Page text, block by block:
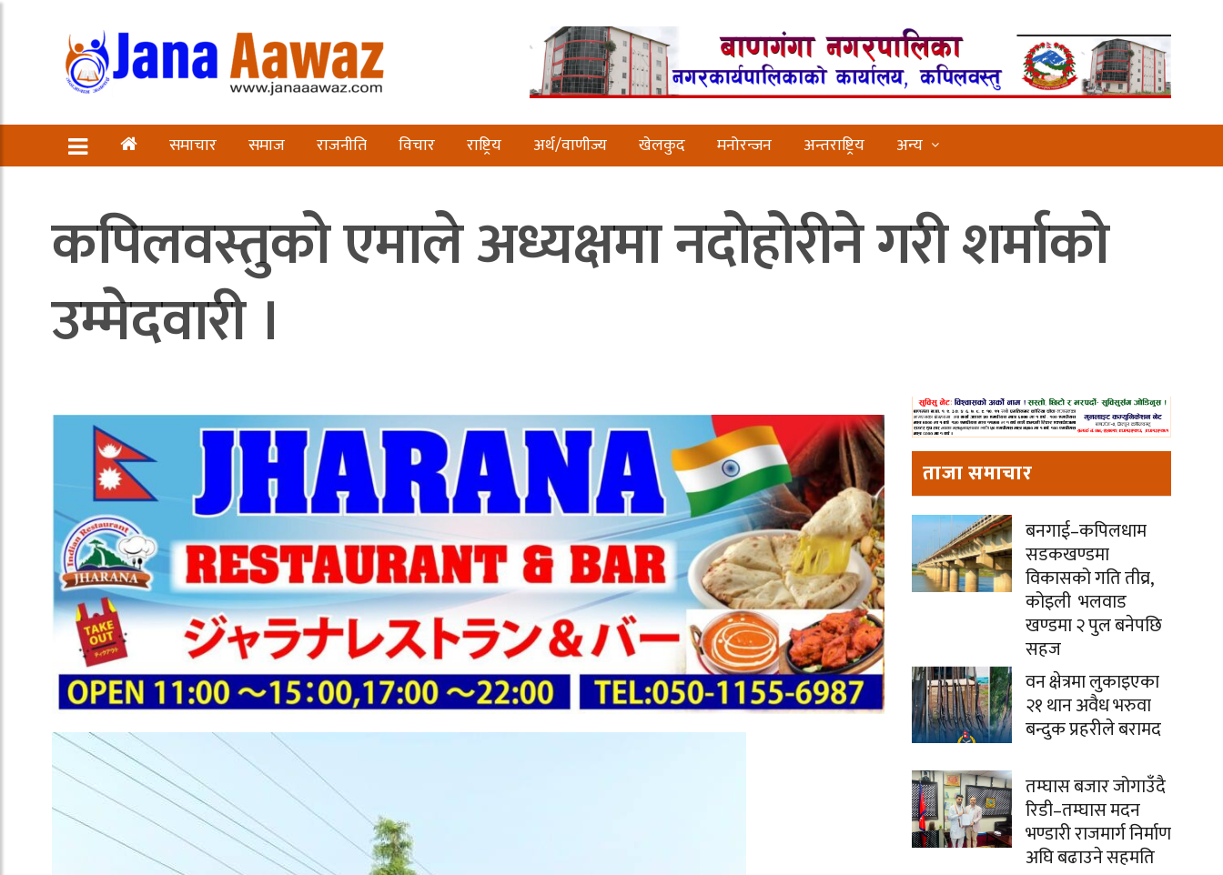
समाचार समाज राजनीति विचार राष्ट्रिय अर्थ/वाणीज्य खेलकुद मनोरन्जन अन्तराष्ट्रिय अन्य
कपिलवस्तुको एमाले अध्यक्षमा नदोहोरीने गरी शर्माको
उम्मेदवारी ।
ताजा समाचार
बनगाई–कपिलधाम
सडकखण्डमा
विकासको गति तीव्र,
कोइली भलवाड
खण्डमा २ पुल बनेपछि
सहज
वन क्षेत्रमा लुकाइएका
२१ थान अवैध भरुवा
बन्दुक प्रहरीले बरामद
तम्घास बजार जोगाउँदै
रिडी–तम्घास मदन
भण्डारी राजमार्ग निर्माण
अघि बढाउने सहमति